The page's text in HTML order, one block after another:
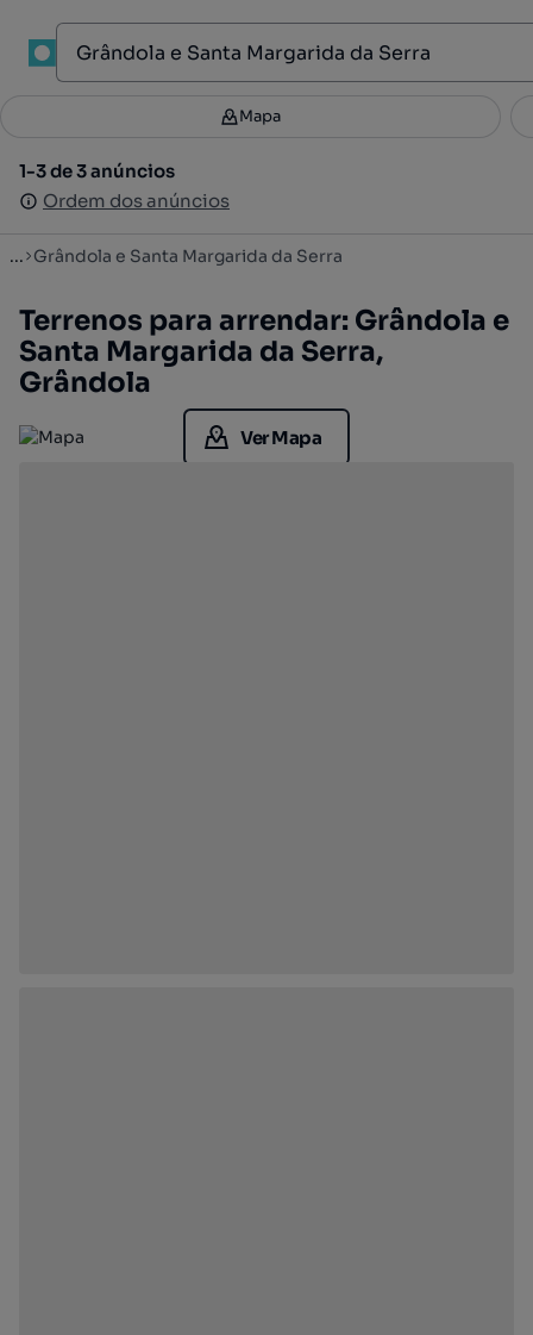
Filtros 3
1-3 de 3 anúncios
Ordem dos anúncios
Mapa
1-3 de 3 anúncios
Ordem dos anúncios
... Grândola e Santa Margarida da Serra
Terrenos para arrendar: Grândola e
Santa Margarida da Serra,
Grândola
Ver Mapa